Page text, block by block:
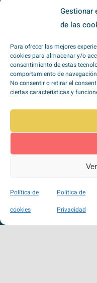
Gestionar
de las
Para ofrecer las mejores
cookies para almacenar y/o
consentimiento de estas
comportamiento de
No consentir o retirar el
ciertas características y
Política de
cookies
Política de
Privacidad
privacidad*
TipoZeroDiabetes
100% SSL
VISA, Mastercard,